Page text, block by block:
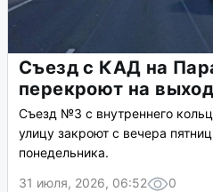
Съезд с КАД на
перекроют на
Съезд №3 с внутреннего
улицу закроют с вечера
понедельника.
31 июля, 2026, 06:52
0